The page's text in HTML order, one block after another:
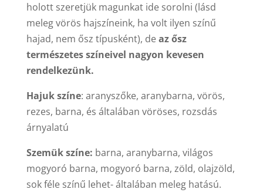
holott szeretjük magunkat ide sorolni (lásd
meleg vörös hajszíneink, ha volt ilyen színű
hajad, nem ősz típusként), deaz ősz
természetes színeivel nagyon kevesen
rendelkezünk.
Hajuk színe: aranyszőke, aranybarna, vörös,
rezes, barna, és általában vöröses, rozsdás
árnyalatú
Szemük színe: barna, aranybarna, világos
mogyoró barna, mogyoró barna, zöld, olajzöld,
sok féle színű lehet- általában meleg hatású.